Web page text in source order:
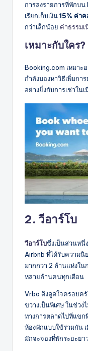
การลงรายการที่พักบ
เรียกเก็บเงิน15% ค่า
กว่าเล็กน้อย ค่าธรรม
เหมาะกับใคร?
Booking.com เหมาะ
กำลังมองหาวิธีเพิ่มกา
อย่างยิ่งกับการเช่าใน
2. วีอาร์โบ
วีอาร์โบซึ่งเป็นส่วนหนึ่
Airbnb ที่ได้รับความ
มากกว่า 2 ล้านแห่งใน
หลายล้านคนทุกเดือน
Vrbo ดึงดูดใจครอบค
ขวางเป็นพิเศษ ในช่ว
ทางการตลาดไปที่แขก
ห้องพักแบบใช้ร่วมกัน
มักจะจองที่พักระยะยา